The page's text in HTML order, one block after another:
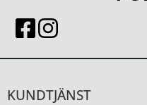
KUNDTJÄNST